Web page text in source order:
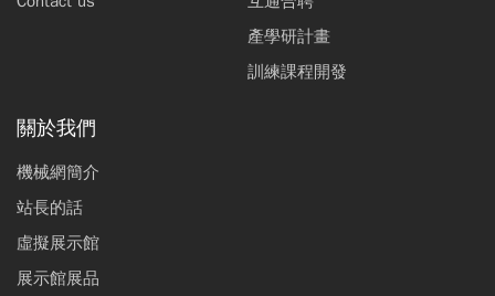
產學研計畫
訓練課程開發
關於我們
機械網簡介
站長的話
虛擬展示館
展示館展品